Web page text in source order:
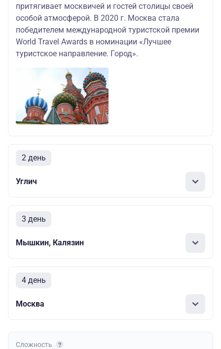
притягивает москвичей и гостей столицы своей
особой атмосферой. В 2020 г. Москва стала
победителем международной туристской премии
World Travel Awards в номинации «Лучшее
туристское направление. Город».
2 день
Углич
3 день
Мышкин, Калязин
4 день
Москва
Сложность